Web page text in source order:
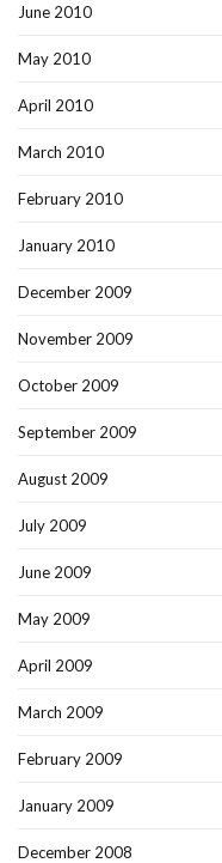
June 2010
May 2010
April 2010
March 2010
February 2010
January 2010
December 2009
November 2009
October 2009
September 2009
August 2009
July 2009
June 2009
May 2009
April 2009
March 2009
February 2009
January 2009
December 2008